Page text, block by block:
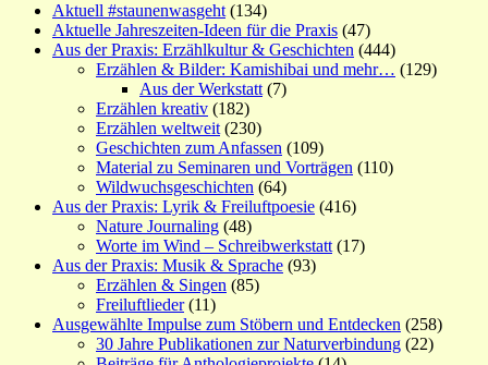
Aktuell #staunenwasgeht (134)
Aktuelle Jahreszeiten-Ideen für die Praxis (47)
Aus der Praxis: Erzählkultur & Geschichten (444)
Erzählen & Bilder: Kamishibai und mehr… (129)
Aus der Werkstatt (7)
Erzählen kreativ (182)
Erzählen weltweit (230)
Geschichten zum Anfassen (109)
Material zu Seminaren und Vorträgen (110)
Wildwuchsgeschichten (64)
Aus der Praxis: Lyrik & Freiluftpoesie (416)
Nature Journaling (48)
Worte im Wind – Schreibwerkstatt (17)
Aus der Praxis: Musik & Sprache (93)
Erzählen & Singen (85)
Freiluftlieder(11)
Ausgewählte Impulse zum Stöbern und Entdecken (258)
30 Jahre Publikationen zur Naturverbindung (22)